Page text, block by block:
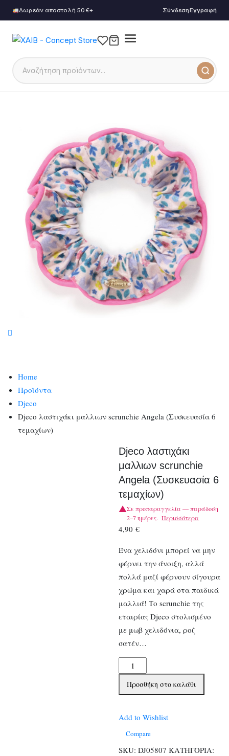
Δωρεάν αποστολή 50€+ ΣύνδεσηΕγγραφή
Home
Προϊόντα
Djeco
Djeco λαστιχάκι μαλλιων scrunchie Angela (Συσκευασία 6
τεμαχίων)
Djeco λαστιχάκι
μαλλιων scrunchie
Angela (Συσκευασία 6
τεμαχίων)
Σε προπαραγγελία — παράδοση
2–7 ημέρες. Περισσότερα
4,90€
Ένα χελιδόνι μπορεί να μην
φέρνει την άνοιξη, αλλά
πολλά μαζί φέρνουν σίγουρα
χρώμα και χαρά στα παιδικά
μαλλιά! Το scrunchie της
εταιρίας Djeco στολισμένο
με μωβ χελιδόνια, ροζ
σατέν…
Djeco
λαστιχάκι
μαλλιων
Angela
(Συσκευασία
Προσθήκη στο καλάθι
Add to Wishlist
Compare
SKU: DJ05807 ΚΑΤΗΓΟΡΙΑ: